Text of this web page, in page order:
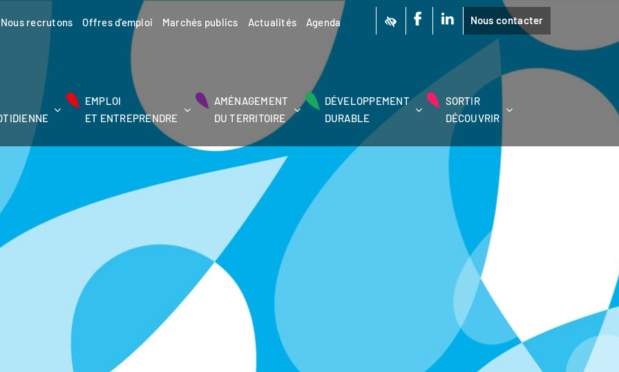
Nous recrutons Offres d’emploi Marchés publics Actualités Agenda Nous contacter
EMPLOI
ET ENTREPRENDRE
AMÉNAGEMENT
DU TERRITOIRE
DÉVELOPPEMENT
DURABLE
SORTIR
DÉCOUVRIR